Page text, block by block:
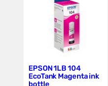
EPSON 1LB 104
EcoTank Magenta ink